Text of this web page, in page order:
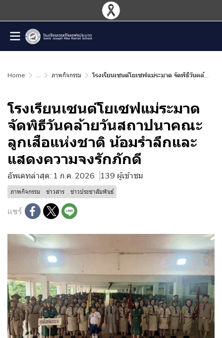
Home ... ภาพกิจกรรม โรงเรียนเซนต์โยเซฟแม่ระมาด จัดพิธีวันคล้ายวันสถาปนาคณะลูกเสือแห่งชาติ น้อมรำลึกและแสดงความจงรักภักดี
โรงเรียนเซนต์โยเซฟแม่ระมาด
จัดพิธีวันคล้ายวันสถาปนาคณะ
ลูกเสือแห่งชาติ น้อมรำลึกและ
แสดงความจงรักภักดี
อัพเดทล่าสุด: 1 ก.ค. 2026 139 ผู้เข้าชม
ภาพกิจกรรม ข่าวสาร ข่าวประชาสัมพันธ์
แชร์